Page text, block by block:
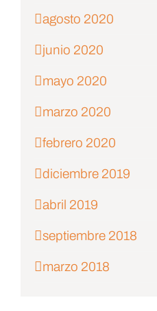
agosto 2020
junio 2020
mayo 2020
marzo 2020
febrero 2020
diciembre 2019
abril 2019
septiembre 2018
marzo 2018